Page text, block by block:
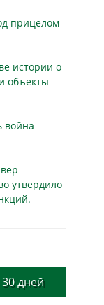
прицелом
истории о
объекты
война
утвердило
дней